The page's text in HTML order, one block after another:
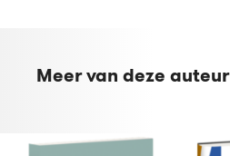
Meer van deze auteur